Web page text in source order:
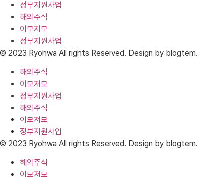
정부지원사업
해외주식
이모저모
정부지원사업
© 2023 Ryohwa All rights Reserved. Design by blogtem.
해외주식
이모저모
정부지원사업
해외주식
이모저모
정부지원사업
© 2023 Ryohwa All rights Reserved. Design by blogtem.
해외주식
이모저모